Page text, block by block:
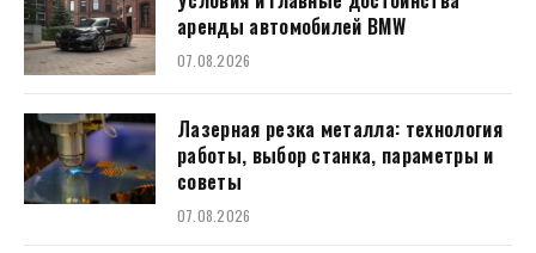
аренды автомобилей BMW
07.08.2026
Лазерная резка металла: технология
работы, выбор станка, параметры и
советы
07.08.2026